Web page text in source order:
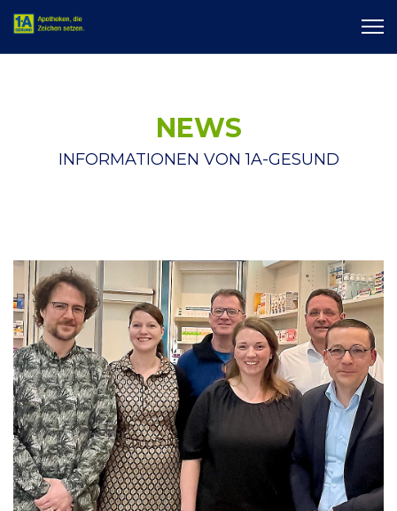
NEWS
INFORMATIONEN VON 1A-GESUND